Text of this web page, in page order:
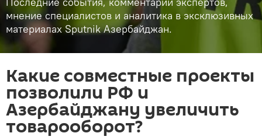
мнение специалистов и аналитика в эксклюзивных
материалах Sputnik Азербайджан.
Какие совместные проекты
позволили РФ и
Азербайджану увеличить
товарооборот?